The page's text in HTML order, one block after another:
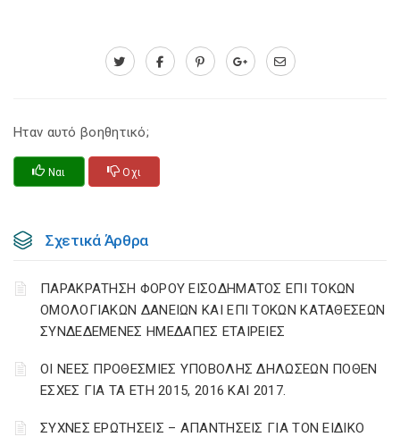
Ηταν αυτό βοηθητικό;
Ναι Οχι
Σχετικά Άρθρα
ΠΑΡΑΚΡΑΤΗΣΗ ΦΟΡΟΥ ΕΙΣΟΔΗΜΑΤΟΣ ΕΠΙ ΤΟΚΩΝ
ΟΜΟΛΟΓΙΑΚΩΝ ΔΑΝΕΙΩΝ ΚΑΙ ΕΠΙ ΤΟΚΩΝ ΚΑΤΑΘΕΣΕΩΝ
ΣΥΝΔΕΔΕΜΕΝΕΣ ΗΜΕΔΑΠΕΣ ΕΤΑΙΡΕΙΕΣ
ΟΙ ΝΕΕΣ ΠΡΟΘΕΣΜΙΕΣ ΥΠΟΒΟΛΗΣ ΔΗΛΩΣΕΩΝ ΠΟΘΕΝ
ΕΣΧΕΣ ΓΙΑ ΤΑ ΕΤΗ 2015, 2016 ΚΑΙ 2017.
ΣΥΧΝΕΣ ΕΡΩΤΗΣΕΙΣ – ΑΠΑΝΤΗΣΕΙΣ ΓΙΑ ΤΟΝ ΕΙΔΙΚΟ